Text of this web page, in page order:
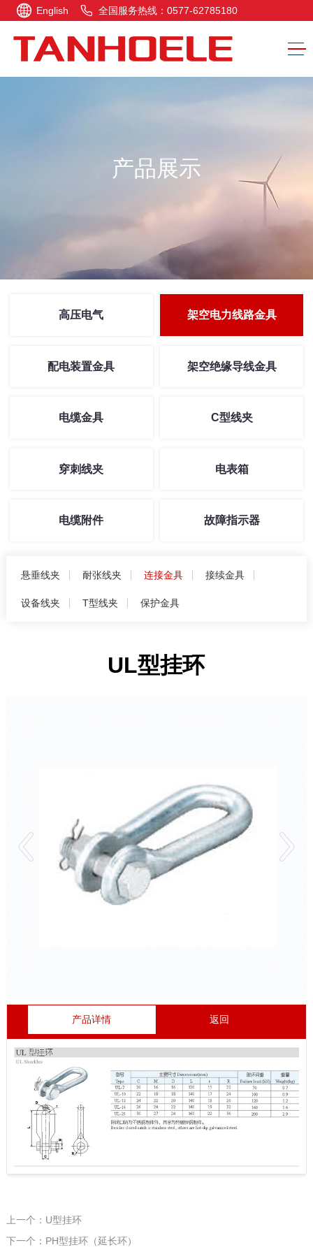
English 全国服务热线：0577-62785180
产品展示
高压电气 架空电力线路金具
配电装置金具 架空绝缘导线金具
电缆金具 C型线夹
穿刺线夹 电表箱
电缆附件 故障指示器
悬垂线夹 耐张线夹 连接金具 接续金具
设备线夹 T型线夹 保护金具
UL型挂环
产品详情 返回
上一个：U型挂环
下一个：PH型挂环（延长环）